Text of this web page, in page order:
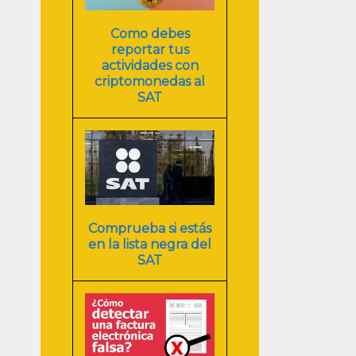
Como debes
reportar tus
actividades con
criptomonedas al
SAT
Comprueba si estás
en la lista negra del
SAT